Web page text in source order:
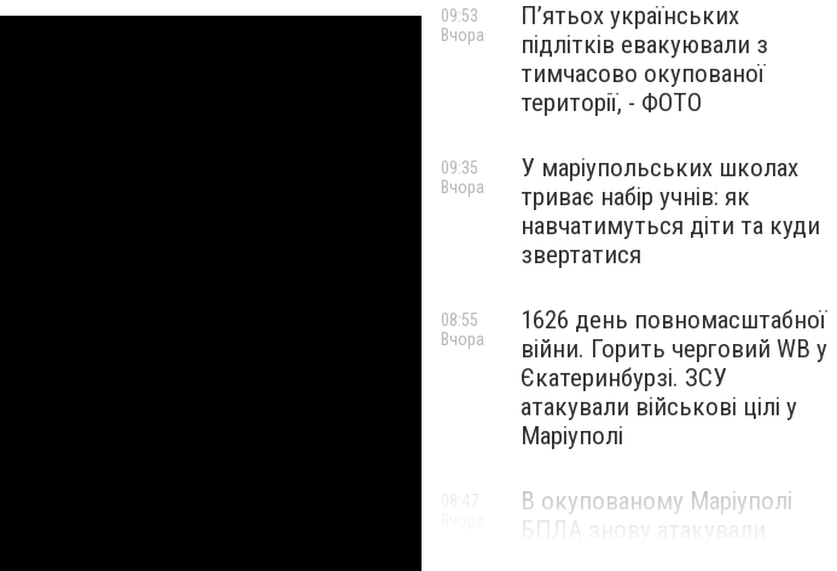
П’ятьох українських
підлітків евакуювали з
тимчасово окупованої
території, - ФОТО
09:53
Вчора
У маріупольських школах
триває набір учнів: як
навчатимуться діти та куди
звертатися
09:35
Вчора
1626 день повномасштабної
війни. Горить черговий WB у
Єкатеринбурзі. ЗСУ
атакували військові цілі у
Маріуполі
08:55
Вчора
В окупованому Маріуполі
БПЛА знову атакували